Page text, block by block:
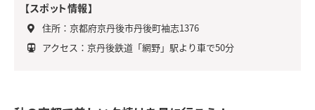
【スポット情報】
住所：京都府京丹後市丹後町袖志1376
アクセス：京丹後鉄道「網野」駅より車で50分